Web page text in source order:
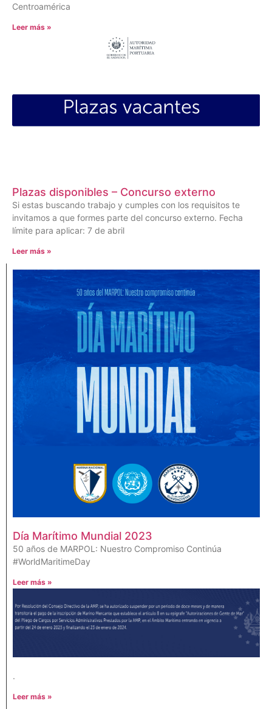
Centroamérica
Leer más »
Plazas disponibles – Concurso externo
Si estas buscando trabajo y cumples con los requisitos te
invitamos a que formes parte del concurso externo. Fecha
límite para aplicar: 7 de abril
Leer más »
Día Marítimo Mundial 2023
50 años de MARPOL: Nuestro Compromiso Continúa
#WorldMaritimeDay
Leer más »
.
Leer más »